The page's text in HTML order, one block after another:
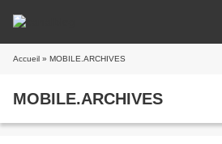
Accueil » MOBILE.ARCHIVES
MOBILE.ARCHIVES